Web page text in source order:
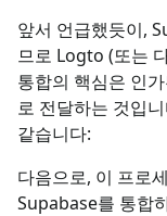
앞서 언급했듯이,
므로 Logto (또는
통합의 핵심은 인
로 전달하는 것입
같습니다:
다음으로, 이 프로
Supabase를 통합